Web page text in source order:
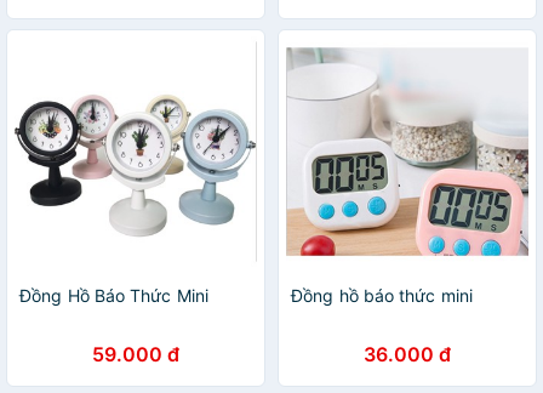
Đồng Hồ Báo Thức Mini
59.000 đ
Đồng hồ báo thức mini
36.000 đ